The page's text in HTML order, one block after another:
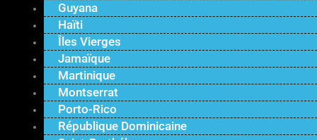
Guyana
Haïti
Îles Vierges
Jamaïque
Martinique
Montserrat
Porto-Rico
République Dominicaine